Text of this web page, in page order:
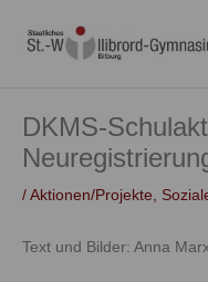
Inhalt
DKMS-
/ Aktionen/Projekte
Text und Bilder: Anna